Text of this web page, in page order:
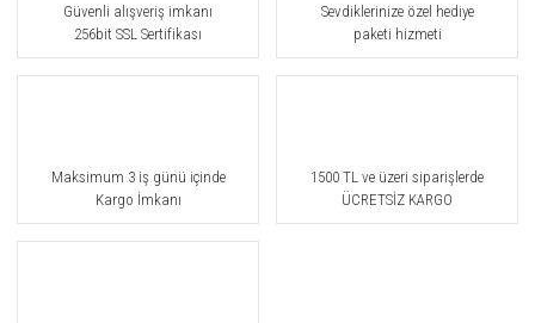
Güvenli alışveriş imkanı
256bit SSL Sertifikası
Sevdiklerinize özel hediye
paketi hizmeti
Maksimum 3 iş günü içinde
Kargo İmkanı
1500 TL ve üzeri siparişlerde
ÜCRETSİZ KARGO